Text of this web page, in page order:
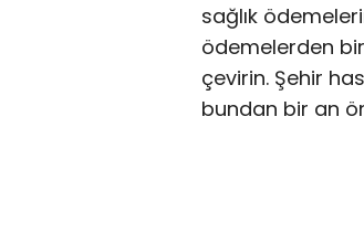
sağlık
ödemelerden
çevirin. Şehir
bundan bir an